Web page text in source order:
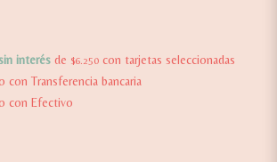
interésde $6.250con tarjetas seleccionadas
con Transferencia bancaria
con Efectivo